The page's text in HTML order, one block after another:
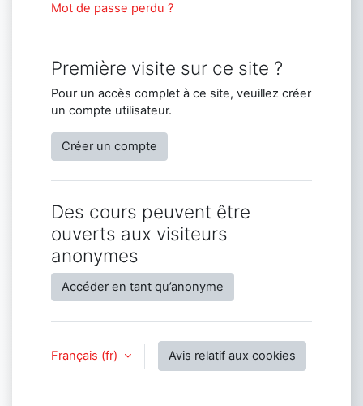
Mot de passe perdu ?
Première visite sur ce site ?
Pour un accès complet à ce site, veuillez créer
un compte utilisateur.
Créer un compte
Des cours peuvent être
ouverts aux visiteurs
anonymes
Accéder en tant qu’anonyme
Français ‎(fr)‎ Avis relatif aux cookies